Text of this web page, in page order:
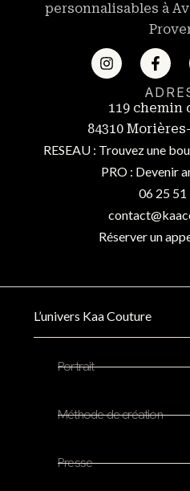
L’univers Kaa Couture
Portrait
Méthode de création
Presse
119 chemin
84310
RESEAU : Trouvez une
PRO : Devenir
personnalisables à
06 25 51
Réserver un